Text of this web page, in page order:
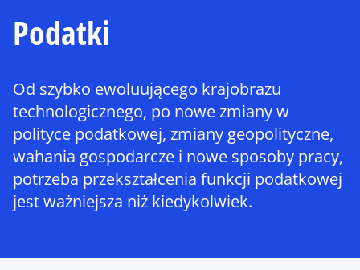
Podatki
Od szybko ewoluującego krajobrazu
technologicznego, po nowe zmiany w
polityce podatkowej, zmiany geopolityczne,
wahania gospodarcze i nowe sposoby pracy,
potrzeba przekształcenia funkcji podatkowej
jest ważniejsza niż kiedykolwiek.